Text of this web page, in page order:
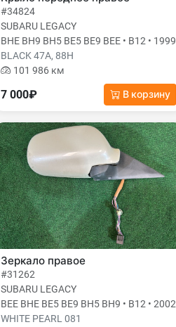
#34824
SUBARU LEGACY
BHE BH9 BH5 BE5 BE9 BEE • B12 • 1999
BLACK 47A, 88H
101 986 км
7 000₽ В корзину
Зеркало правое
#31262
SUBARU LEGACY
BEE BHE BE5 BE9 BH5 BH9 • B12 • 2002
WHITE PEARL 081